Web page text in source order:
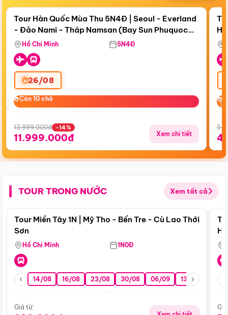
Còn18 ngày 05:15:12
Bay Sun Phuquoc Airways
Tour Hàn Quốc Mùa Thu 5N4Đ | Seoul - Everland
- Đảo Nami - Tháp Namsan (Bay Sun Phuquoc
Airways)
Hồ Chí Minh 5N4Đ
26/08
Còn 10 chỗ
Còn 10 chỗ
13.999.000đ -14%
11.999.000đ Xem chi tiết
TOUR TRONG NƯỚC Xem tất cả
Điểm nổi bật
Tour Miền Tây 1N | Mỹ Tho - Bến Tre - Cù Lao Thới
Sơn
Hồ Chí Minh 1N0Đ
14/08 16/08 23/08 30/08 06/09 13/09 20/09
Giá từ: